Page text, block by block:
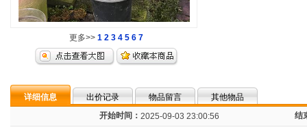
更多>> 1 2 3 4 5 6 7
详细信息 出价记录 物品留言
其他物品
开始时间： 2025-09-03 23:00:56 结